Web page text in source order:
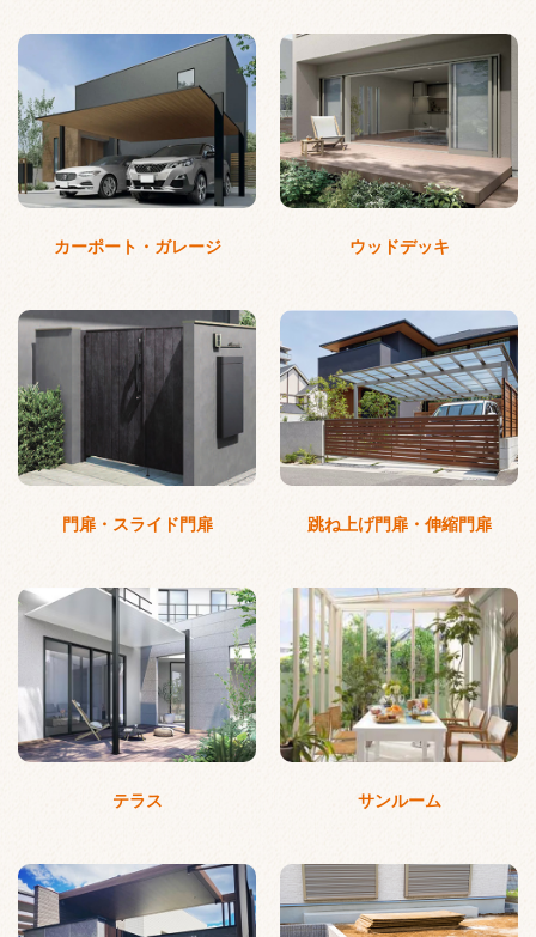
カーポート・ガレージ ウッドデッキ
門扉・スライド門扉 跳ね上げ門扉・伸縮門扉
テラス サンルーム